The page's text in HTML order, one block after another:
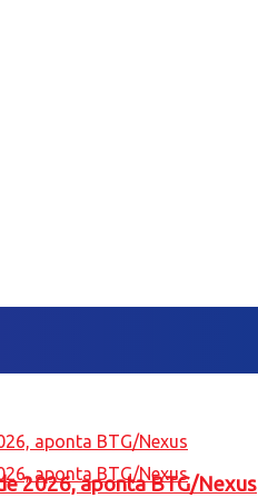
2026, aponta BTG/Nexus